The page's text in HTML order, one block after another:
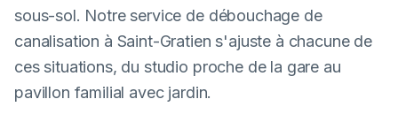
sous-sol. Notre service de débouchage de
canalisation à Saint-Gratien s'ajuste à chacune de
ces situations, du studio proche de la gare au
pavillon familial avec jardin.